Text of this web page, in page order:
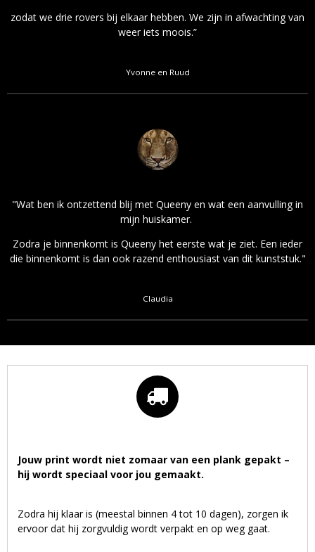
zodat we drie rovers bij elkaar hebben. We zijn in afwachting van
weer iets moois.”
Yvonne en Ruud
"Wat ben ik ontzettend blij met Queeny en wat een aanvulling in
mijn huiskamer.
Zodra je binnenkomt is Queeny het eerste wat je ziet. Een ieder
die binnenkomt is dan ook razend enthousiast van dit kunststuk."
Claudia
Jouw print wordt niet zomaar van een plank gepakt –
hij wordt speciaal voor jou gemaakt.
Zodra hij klaar is (meestal binnen 4 tot 10 dagen), zorgen ik
ervoor dat hij zorgvuldig wordt verpakt en op weg gaat.